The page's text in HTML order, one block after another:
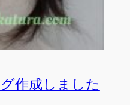
作成しました